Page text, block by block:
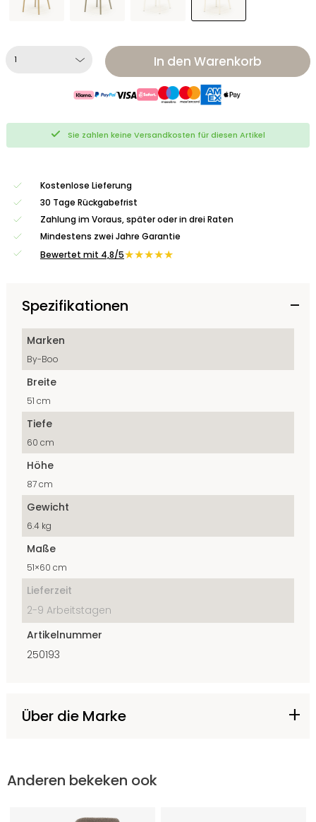
In den Warenkorb
Sie zahlen keine Versandkosten für diesen Artikel
Kostenlose Lieferung
30 Tage Rückgabefrist
Zahlung im Voraus, später oder in drei Raten
Mindestens zwei Jahre Garantie
Bewertet mit 4,8/5★★★★★
Spezifikationen
Marken
By-Boo
Breite
51 cm
Tiefe
60 cm
Höhe
87 cm
Gewicht
6.4 kg
Maße
51×60 cm
Lieferzeit
2-9 Arbeitstagen
Artikelnummer
250193
Über die Marke
Anderen bekeken ook